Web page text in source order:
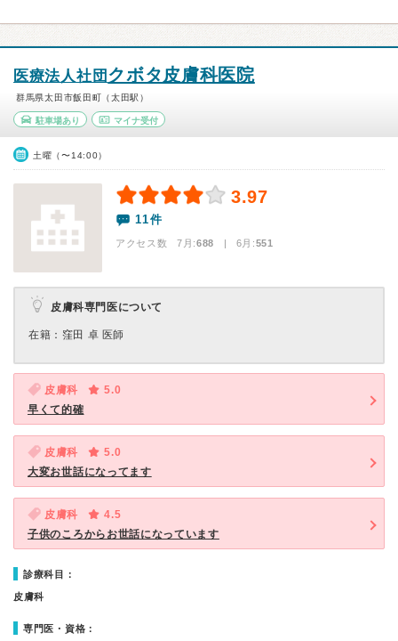
医療法人社団 クボタ皮膚科医院
群馬県太田市飯田町（太田駅）
駐車場あり マイナ受付
土曜（〜14:00）
3.97
11件
アクセス数 7月:688 | 6月:551
皮膚科専門医について
在籍：窪田 卓 医師
皮膚科
5.0
早くて的確
皮膚科
5.0
大変お世話になってます
皮膚科
4.5
子供のころからお世話になっています
診療科目：
皮膚科
専門医・資格：